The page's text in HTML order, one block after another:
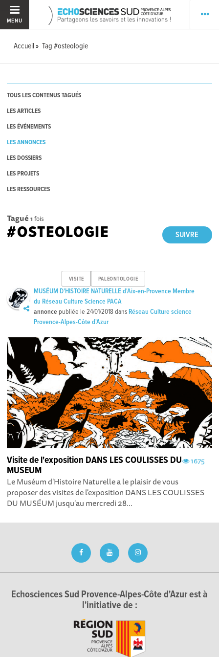
MENU
Accueil Tag #osteologie
TOUS LES CONTENUS TAGUÉS
LES ARTICLES
LES ÉVÉNEMENTS
LES ANNONCES
LES DOSSIERS
LES PROJETS
LES RESSOURCES
Tagué 1 fois
SUIVRE
#OSTEOLOGIE
VISITE PALEONTOLOGIE
MUSÉUM D'HISTOIRE NATURELLE d'Aix-en-Provence Membre
du Réseau Culture Science PACA
annonce publiée le24/01/2018 dans Réseau Culture science
Provence-Alpes-Côte d'Azur
1675
Visite de l'exposition DANS LES COULISSES DU
MUSEUM
Le Muséum d'Histoire Naturelle a le plaisir de vous
proposer des visites de l'exposition DANS LES COULISSES
DU MUSÉUM jusqu'au mercredi 28...
Echosciences Sud Provence-Alpes-Côte d'Azur est à
l'initiative de :